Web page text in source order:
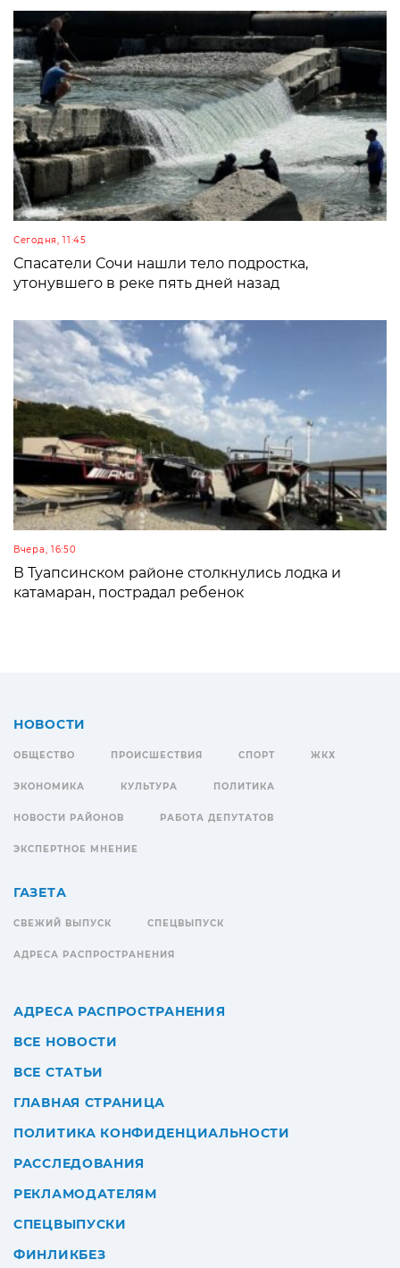
Сегодня, 11:45
Спасатели Сочи нашли тело подростка,
утонувшего в реке пять дней назад
Вчера, 16:50
В Туапсинском районе столкнулись лодка и
катамаран, пострадал ребенок
НОВОСТИ
ОБЩЕСТВО ПРОИСШЕСТВИЯ СПОРТ ЖКХ
ЭКОНОМИКА КУЛЬТУРА ПОЛИТИКА
НОВОСТИ РАЙОНОВ РАБОТА ДЕПУТАТОВ
ЭКСПЕРТНОЕ МНЕНИЕ
ГАЗЕТА
СВЕЖИЙ ВЫПУСК СПЕЦВЫПУСК
АДРЕСА РАСПРОСТРАНЕНИЯ
АДРЕСА РАСПРОСТРАНЕНИЯ
ВСЕ НОВОСТИ
ВСЕ СТАТЬИ
ГЛАВНАЯ СТРАНИЦА
ПОЛИТИКА КОНФИДЕНЦИАЛЬНОСТИ
РАССЛЕДОВАНИЯ
РЕКЛАМОДАТЕЛЯМ
СПЕЦВЫПУСКИ
ФИНЛИКБЕЗ